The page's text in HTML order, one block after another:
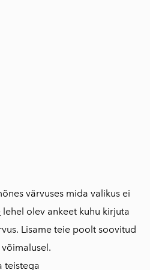
värvuses mida valikus ei
lehel olev ankeet kuhu kirjuta
Lisame teie poolt soovitud
teistega